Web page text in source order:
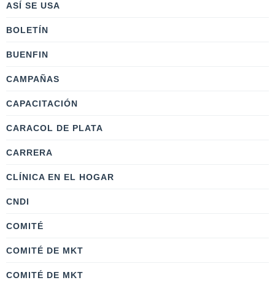
ASÍ SE USA
BOLETÍN
BUENFIN
CAMPAÑAS
CAPACITACIÓN
CARACOL DE PLATA
CARRERA
CLÍNICA EN EL HOGAR
CNDI
COMITÉ
COMITÉ DE MKT
COMITÉ DE MKT